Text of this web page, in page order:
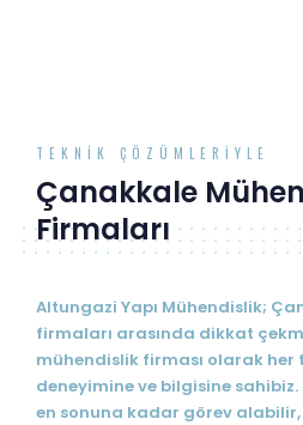
TEKNIK ÇÖZÜMLERIYLE
Çanakkale
Firmaları
Altungazi Yapı Mühendislik;
firmaları arasında dikkat
mühendislik firması olarak
deneyimine ve bilgisine sahibiz.
en sonuna kadar görev